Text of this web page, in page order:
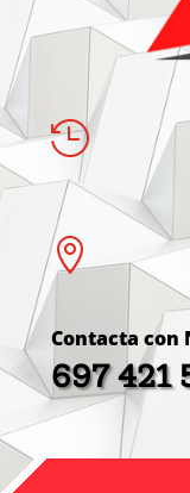


Contacta con
697 421